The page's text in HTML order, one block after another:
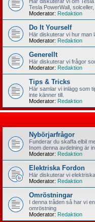
Tesla PowerWall, solceller,
Moderator: Redaktion
Do It Yourself
Här diskuterar vi hur man
Moderator: Redaktion
Generellt
Här diskuterar vi frågor
Moderator: Redaktion
Tips & Tricks
Här samlar vi inlägg som
inte känner till.
Moderator: Redaktion
Nybörjarfrågor
Funderar du skaffa elbil
Inom denna avdelning är
Moderator: Redaktion
Elektriska Fordon
Här diskuterar vi
Moderator: Redaktion
Omröstningar
I denna tråden så har vi
omröstning
Moderator: Redaktion